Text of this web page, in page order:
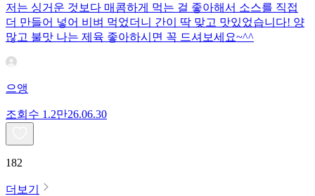
저는 싱거운 것보다 매콤하게 먹는 걸 좋아해서 소스를 직접
더 만들어 넣어 비벼 먹었더니 간이 딱 맞고 맛있었습니다! 양
많고 불맛 나는 제육 좋아하시면 꼭 드셔보세요~^^
으앵
조회수 1.2만26.06.30
182
더보기